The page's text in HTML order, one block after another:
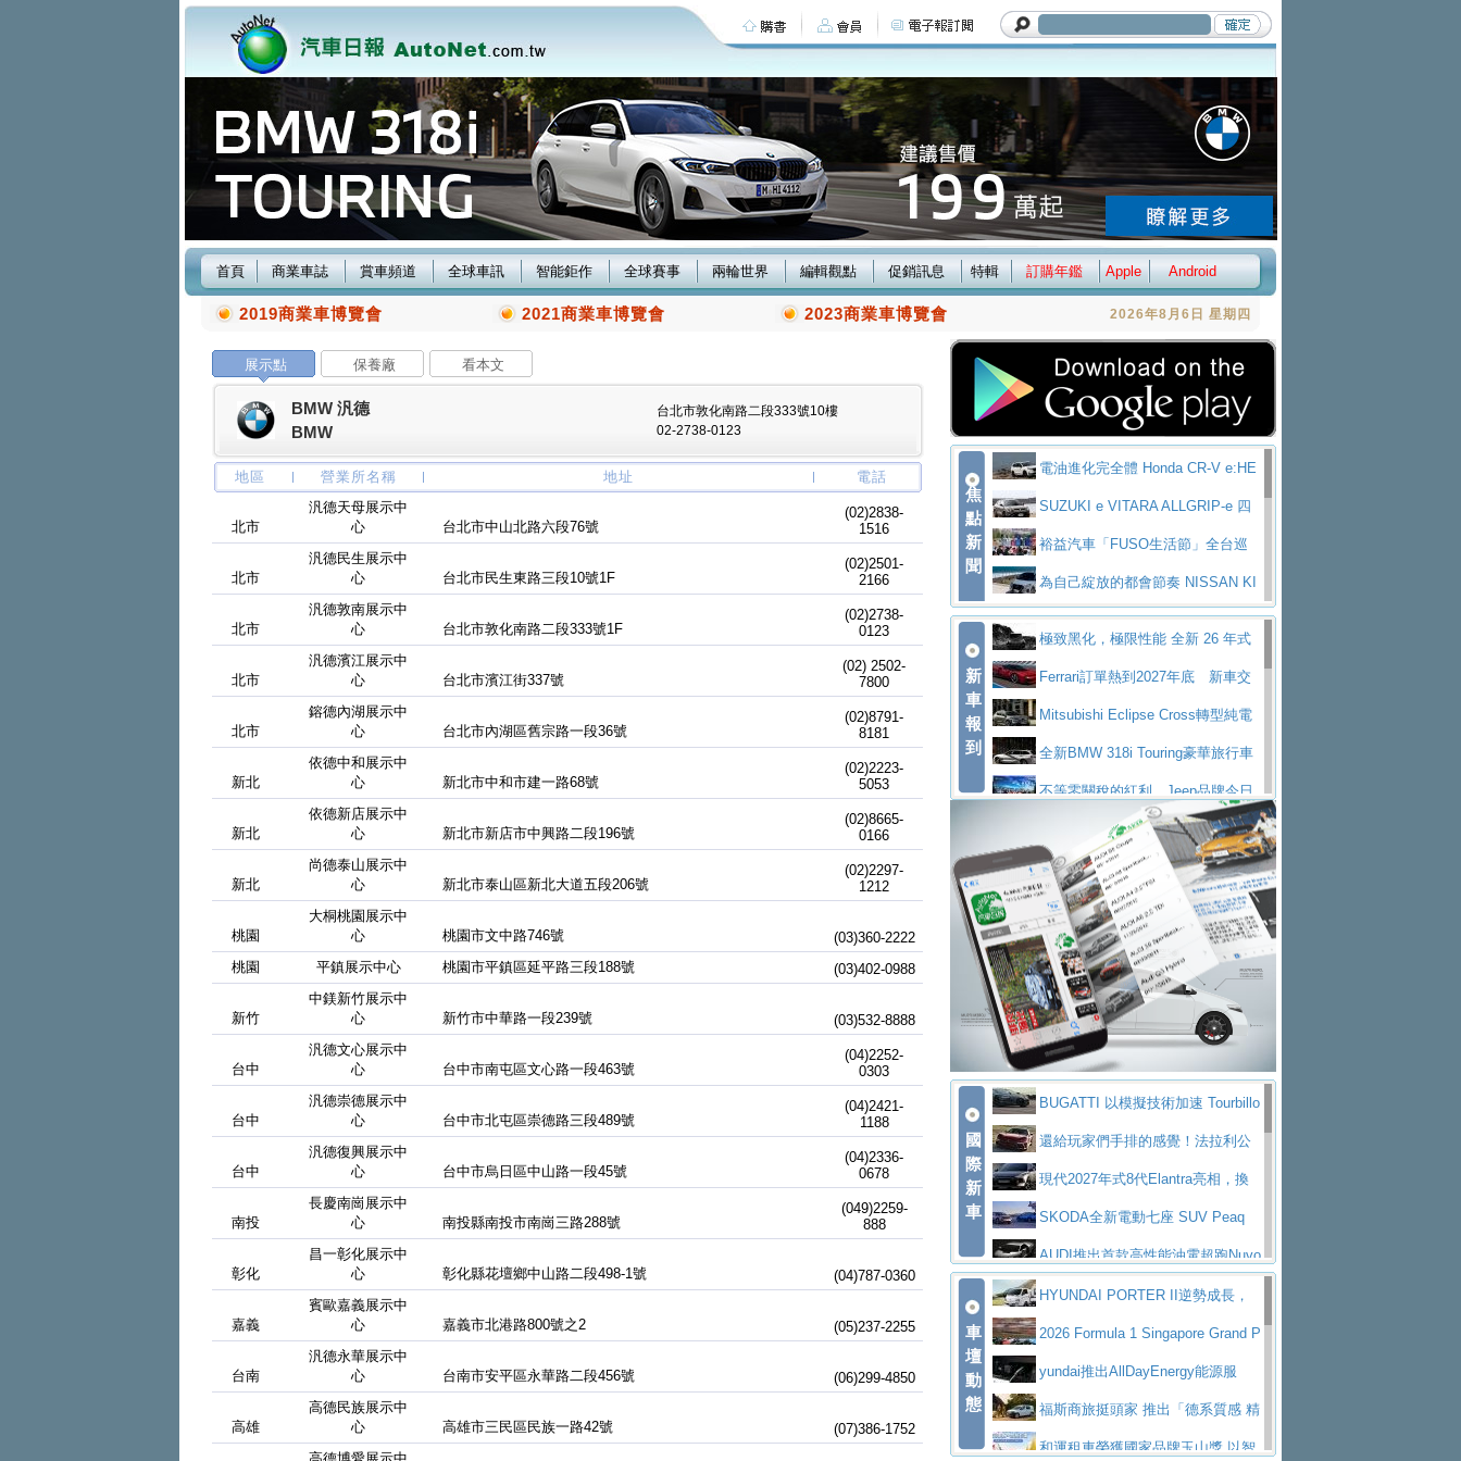
首頁 商業車誌 賞車頻道 全球車訊 智能鉅作 全球賽事 兩輪世界 編輯觀點 促銷訊息 特輯 訂購年鑑 Apple Android
2019商業車博覽會 2021商業車博覽會 2023商業車博覽會 2026年8月6日 星期四
展示點 保養廠 看本文
BMW 汎德
BMW
台北市敦化南路二段333號10樓
02-2738-0123
地區 營業所名稱 地址 電話
北市
汎德天母展示中
心
台北市中山北路六段76號
(02)2838-
1516
北市
汎德民生展示中
心
台北市民生東路三段10號1F
(02)2501-
2166
北市
汎德敦南展示中
心
台北市敦化南路二段333號1F
(02)2738-
0123
北市
汎德濱江展示中
心
台北市濱江街337號
(02) 2502-
7800
北市
鎔德內湖展示中
心
台北市內湖區舊宗路一段36號
(02)8791-
8181
新北
依德中和展示中
心
新北市中和市建一路68號
(02)2223-
5053
新北
依德新店展示中
心
新北市新店市中興路二段196號
(02)8665-
0166
新北
尚德泰山展示中
心
新北市泰山區新北大道五段206號
(02)2297-
1212
桃園
大桐桃園展示中
心
桃園市文中路746號
(03)360-2222
桃園
平鎮展示中心 桃園市平鎮區延平路三段188號 (03)402-0988
新竹
中鎂新竹展示中
心
新竹市中華路一段239號 (03)532-8888
台中
汎德文心展示中
心
台中市南屯區文心路一段463號
(04)2252-
0303
台中
汎德崇德展示中
心
台中市北屯區崇德路三段489號
(04)2421-
1188
台中
汎德復興展示中
心
台中市烏日區中山路一段45號
(04)2336-
0678
南投
長慶南崗展示中
心
南投縣南投市南崗三路288號
(049)2259-
888
彰化
昌一彰化展示中
心
彰化縣花壇鄉中山路二段498-1號 (04)787-0360
嘉義
賓歐嘉義展示中
心
嘉義市北港路800號之2 (05)237-2255
台南
汎德永華展示中
心
台南市安平區永華路二段456號 (06)299-4850
高雄
高德民族展示中
心
高雄市三民區民族一路42號
(07)386-1752
焦
點
新
聞
電油進化完全體 Honda CR-V e:HE
V PrestigeSUZUKI e VITARA ALLGRIP-e 四
驅精神的純電新詮釋
裕益汽車「FUSO生活節」全台巡
迴 結合生活體驗、交通安全與購車優惠
為自己綻放的都會節奏 NISSAN KI
CKS SAKURA為品味獨具層峰買家打造的頂級座
駕，MAZDA CX-90 33T AWD Premium Ca
ptain Seat
EV
技的座駕! Ford Territory中型油電休旅
SO Super Great今日在台登場，結合先進安
ntis四品牌經銷權，全新多品牌旗艦展示中
心開幕啟用
屏東特搜大隊再添新利器 SITRAK
救助器材車買氣不衰、SUZUKI經銷商勇於開啟
全新大店，新北都鈴木占地500坪土城旗艦
展示中心開幕
2025第七屆ISUZU運轉職人挑戰賽
熱血登場 展現極致車技與專業職人精神
H2GP世界總決賽圓滿落幕 台灣團
隊表現精彩淨零減碳指標性應用 純電動水泥預
拌車 消防車除了滅火裝備還需要什麼？
一探SITRAK “準” 消防車的究竟
大益金龍初試啼聲，汽柴油5噸貨車
不是對手正宗年鑑2025年全球自動車年鑑1月
下旬問世！2024第六屆ISUZU運轉職人挑戰賽
首度前進南台灣熱烈開戰
豪華電能休旅新星 Audi Q4 Sportba
ck 55 e-tron S lineScania Taiwan 逆風而行，加深力
道投資布局
新
車
報
到
極致黑化，極限性能 全新 26 年式
DEFENDER OCTA BLACK 限量登台
Ferrari訂單熱到2027年底 新車交
付至少得等一年以上
Mitsubishi Eclipse Cross轉型純電
休旅 87kWh電池續航超過600公里
全新BMW 318i Touring豪華旅行車
全台限量200台 進化現型
不等零關稅的紅利，Jeep品牌今日
Volvo EX60 即將叩關，靜肅性、底
盤與數位介面搶先揭露
Audi Q9 將於 2026 年底上市 旗艦
大型 SUV 鎖定七人座豪華市場
BMW攜手漫威電影【蜘蛛人：重生
日】 Skoda 發表全新 Peaq 內裝：七人
座純電旗艦 SUV，行李廂最大可達 935 公
升
全新純電 Mercedes-Benz C 400 4
MATIC Electric 登場
奢華與科技大躍進，MAZDA全新3
代CX-5全方位進化提前亮相並展開預售94.9
萬起
馬自達公布 2027 年式 MX-5 更
新，新增 Yakudo 特別版
Skoda Peaq 發表全新電動動力系
統 最長續航逾 640 公里、支援雙向供電
BMW M2 首度導入 xDrive 四驅，
美國與瑞士需求成關鍵推手
The all-new T-Roc 魅力 自成焦點
Maserati GT2 Stradale「Tribute to
MC12」全球首度亮相
迎接 RANGE ROVER 品牌家族第
五位成員 全新 RANGE ROVER GT 預告登
場
造型華麗時尚、科技座艙再進化，P
eugeot 208小改款發表上市94.8萬起
突然滿天都是小星星！ 台灣賓士突
襲式宣告全新 GLB 第四季上市即日起接單1
98萬起
台灣僅此一台 ! ROYAL ENFIELD
SHOTGUN 650 x ROUGH CRAFTS 限量特
仕版29日開放搶購
國
際
新
車
BUGATTI 以模擬技術加速 Tourbillo
n 動態開發還給玩家們手排的感覺！法拉利公
布12Cilidri Manaule手排超跑產品細節
現代2027年式8代Elantra亮相，換
裝更銳利的造型、更先進的資訊娛樂系統及
更高效的動力
SKODA全新電動七座 SUV Peaq
問世，擁有品牌史上最寬敞且豪華的座艙
AUDI推出首款高性能油電超跑Nuvo
lari，0到100公里加速2.6秒、極速350公里
／小時
百年三叉戟傳奇再啟程 Maserati 重
返 1000 Miglia 傳承競速榮耀
法拉利首款純電跑車Luce亮相，最
大馬力超過1000匹並具備530公里最大續航
里程
小車大空間、座艙科技更先進，SK
ODA發表全新純電跨界休旅Eipq祭平民化車
價89萬起
賓士AMG.EA專屬平台首作，Merc
edes-AMG 全新GT 4-Door Coupe全球首發
福斯推出首款GTI純電性能掀背ID.
車
壇
動
態
HYUNDAI PORTER II逆勢成長，
勇奪中型貨車銷售冠軍
2026 Formula 1 Singapore Grand P
rix 新加坡大獎賽 Audi 極速之旅開放報名
yundai推出AllDayEnergy能源服
務 讓電動車化身行動儲能系統
福斯商旅挺頭家 推出「德系質感 精
算圓夢」專案和運租車榮獲國家品牌玉山獎 以智